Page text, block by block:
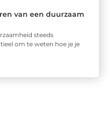
van een duurzaam
steeds
om te weten hoe je je